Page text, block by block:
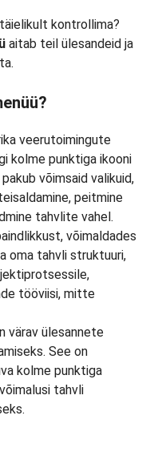
kontrollima?
aitab teil ülesandeid ja
värav ülesannete
See on
kolme punktiga
tahvli